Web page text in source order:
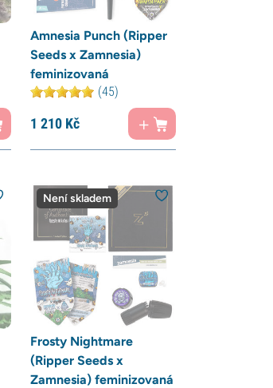
Amnesia Punch (Ripper
Seeds x Zamnesia)
feminizovaná
(45)
1 210Kč
Není skladem
Frosty Nightmare
(Ripper Seeds x
Zamnesia) feminizovaná